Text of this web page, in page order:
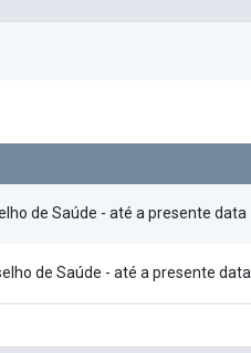
de Saúde - até a presente data
de Saúde - até a presente data